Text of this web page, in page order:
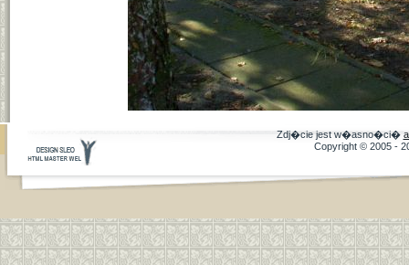
Zdj�cie jest w�asno�ci�
Copyright © 2005 -